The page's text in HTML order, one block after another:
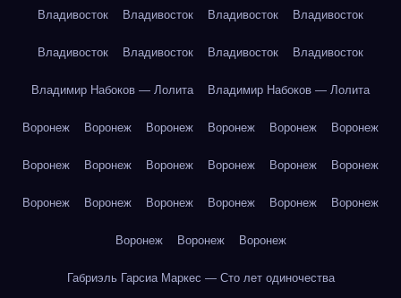
Владивосток Владивосток Владивосток Владивосток
Владивосток Владивосток Владивосток Владивосток
Владимир Набоков — Лолита Владимир Набоков — Лолита
Воронеж Воронеж Воронеж Воронеж Воронеж Воронеж
Воронеж Воронеж Воронеж Воронеж Воронеж Воронеж
Воронеж Воронеж Воронеж Воронеж Воронеж Воронеж
Воронеж Воронеж Воронеж
Габриэль Гарсиа Маркес — Сто лет одиночества